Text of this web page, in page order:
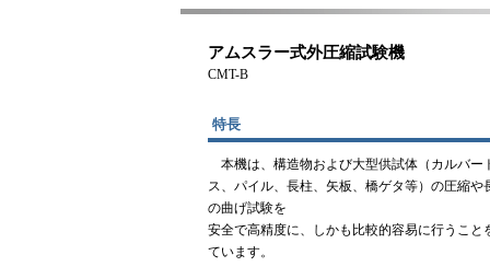
アムスラー式外圧縮試験機
CMT-B
特長
本機は、構造物および大型供試体（カルバー
ス、パイル、長柱、矢板、橋ゲタ等）の圧縮や
の曲げ試験を
安全で高精度に、しかも比較的容易に行うこと
ています。